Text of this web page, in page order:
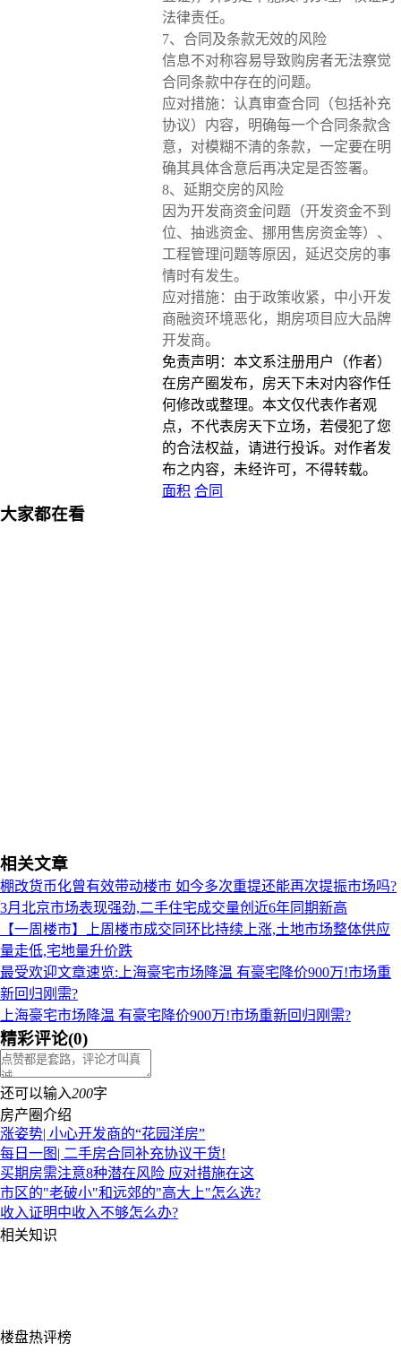
法律责任。
7、合同及条款无效的风险
信息不对称容易导致购房者无法察觉
合同条款中存在的问题。
应对措施：认真审查合同（包括补充
协议）内容，明确每一个合同条款含
意，对模糊不清的条款，一定要在明
确其具体含意后再决定是否签署。
8、延期交房的风险
因为开发商资金问题（开发资金不到
位、抽逃资金、挪用售房资金等）、
工程管理问题等原因，延迟交房的事
情时有发生。
应对措施：由于政策收紧，中小开发
商融资环境恶化，期房项目应大品牌
开发商。
免责声明：本文系注册用户（作者）
在房产圈发布，房天下未对内容作任
何修改或整理。本文仅代表作者观
点，不代表房天下立场，若侵犯了您
的合法权益，请进行投诉。对作者发
布之内容，未经许可，不得转载。
面积 合同
大家都在看
相关文章
棚改货币化曾有效带动楼市 如今多次重提还能再次提振市场吗?
3月北京市场表现强劲,二手住宅成交量创近6年同期新高
【一周楼市】上周楼市成交同环比持续上涨,土地市场整体供应
量走低,宅地量升价跌
最受欢迎文章速览:上海豪宅市场降温 有豪宅降价900万!市场重
新回归刚需?
上海豪宅市场降温 有豪宅降价900万!市场重新回归刚需?
精彩评论(0)
还可以输入200字
房产圈介绍
涨姿势| 小心开发商的“花园洋房”
每日一图| 二手房合同补充协议干货!
买期房需注意8种潜在风险 应对措施在这
市区的"老破小"和远郊的"高大上"怎么选?
收入证明中收入不够怎么办?
相关知识
楼盘热评榜